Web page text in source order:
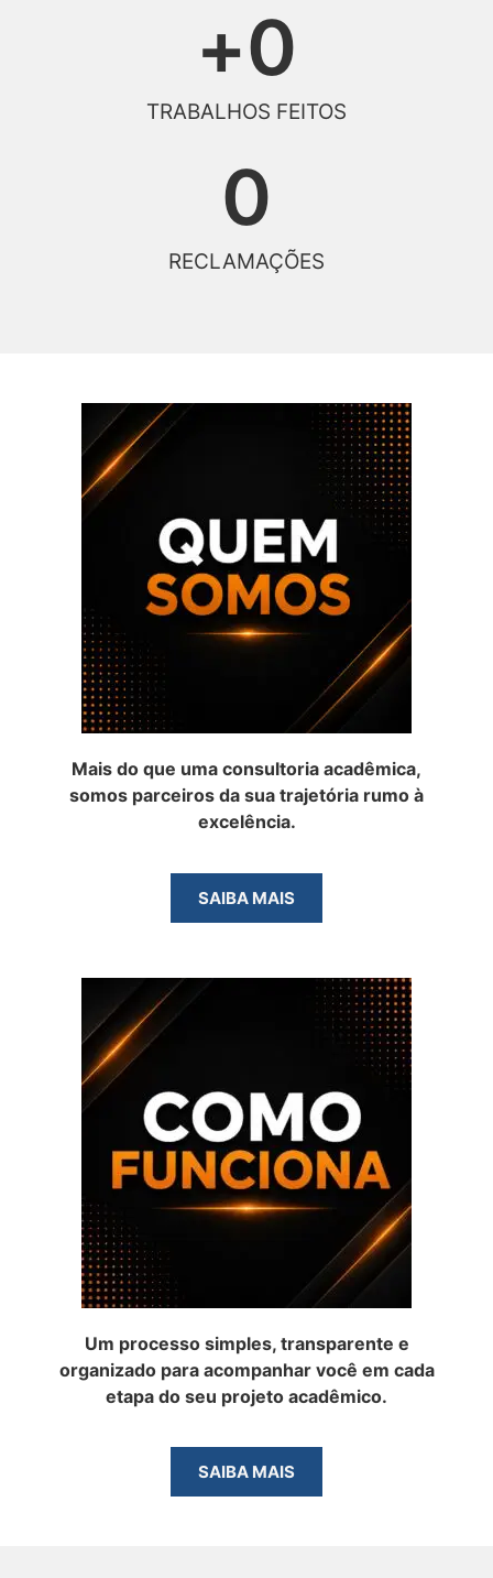
TRABALHOS FEITOS
+0
RECLAMAÇÕES
0
Mais do que uma consultoria acadêmica,
somos parceiros da sua trajetória rumo à
excelência.
SAIBA MAIS
Um processo simples, transparente e
organizado para acompanhar você em cada
etapa do seu projeto acadêmico.
SAIBA MAIS